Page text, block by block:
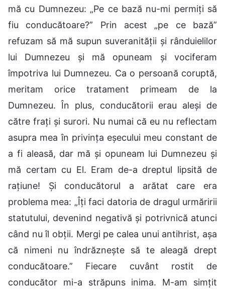
mă cu Dumnezeu: „Pe ce bază nu-mi permiți să
fiu conducătoare?” Prin acest „pe ce bază”
refuzam să mă supun suveranității și rânduielilor
lui Dumnezeu și mă opuneam și vociferam
împotriva lui Dumnezeu. Ca o persoană coruptă,
meritam orice tratament primeam de la
Dumnezeu. În plus, conducătorii erau aleși de
către frați și surori. Nu numai că eu nu reflectam
asupra mea în privința eșecului meu constant de
a fi aleasă, dar mă și opuneam lui Dumnezeu și
mă certam cu El. Eram de-a dreptul lipsită de
rațiune! Și conducătorul a arătat care era
problema mea: „Îți faci datoria de dragul urmăririi
statutului, devenind negativă și potrivnică atunci
când nu îl obții. Mergi pe calea unui antihrist, așa
că nimeni nu îndrăznește să te aleagă drept
conducătoare.” Fiecare cuvânt rostit de
conducător mi-a străpuns inima. M-am simțit